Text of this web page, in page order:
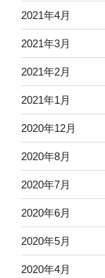
2021年4月
2021年3月
2021年2月
2021年1月
2020年12月
2020年8月
2020年7月
2020年6月
2020年5月
2020年4月